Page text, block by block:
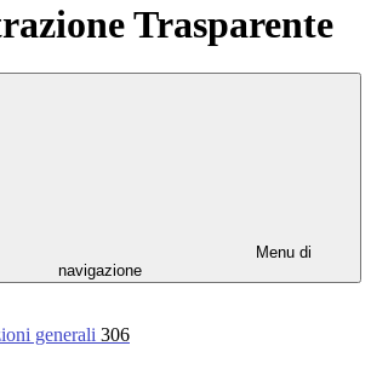
Trasparente
Menu di
navigazione
generali 306